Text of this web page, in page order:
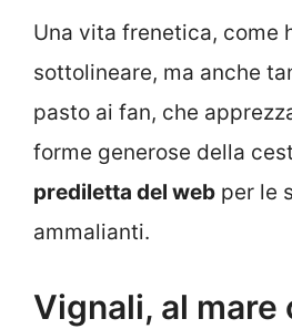
Una vita frenetica, come
sottolineare, ma anche
pasto ai fan, che
forme generose della
prediletta del web per le
ammalianti.
Vignali, al mare